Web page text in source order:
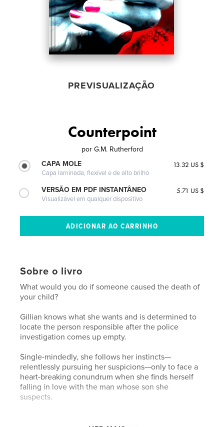
PREVISUALIZAÇÃO
Counterpoint
por G.M. Rutherford
CAPA MOLE
Capa laminada, flexível e de alto brilho
13.32 US $
VERSÃO EM PDF INSTANTÂNEO
Visualizável em qualquer dispositivo
5.71 US $
Sobre o livro
What would you do if someone caused the death of
your child?
Gillian knows what she wants and is determined to
locate the person responsible after the police
investigation comes up empty.
Single-mindedly, she follows her instincts—
relentlessly pursuing her suspicions—only to face a
heart-breaking conundrum when she finds herself
falling in love with the man whose son she
suspects.